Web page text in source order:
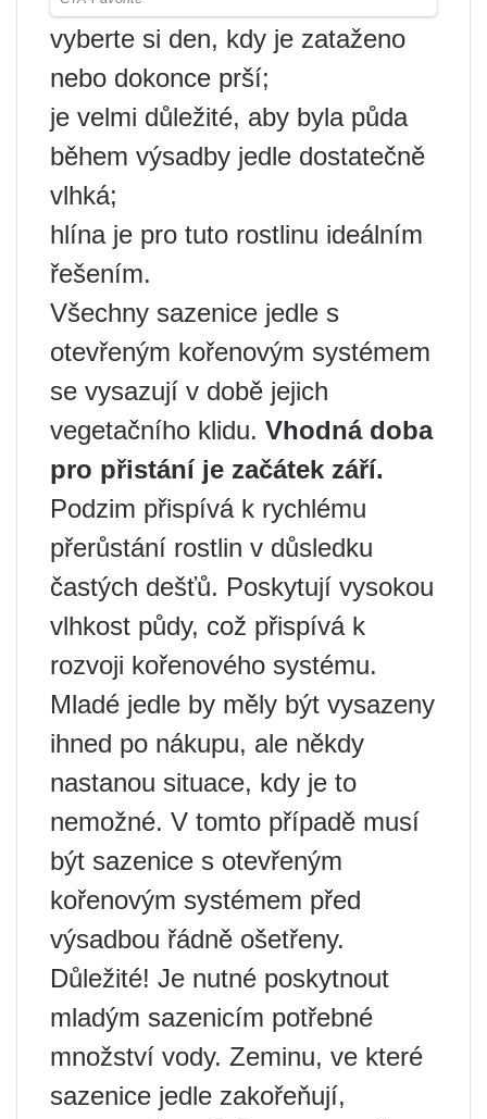
vyberte si den, kdy je zataženo
nebo dokonce prší;
je velmi důležité, aby byla půda
během výsadby jedle dostatečně
vlhká;
hlína je pro tuto rostlinu ideálním
řešením.
Všechny sazenice jedle s
otevřeným kořenovým systémem
se vysazují v době jejich
vegetačního klidu. Vhodná doba
pro přistání je začátek září.
Podzim přispívá k rychlému
přerůstání rostlin v důsledku
častých dešťů. Poskytují vysokou
vlhkost půdy, což přispívá k
rozvoji kořenového systému.
Mladé jedle by měly být vysazeny
ihned po nákupu, ale někdy
nastanou situace, kdy je to
nemožné. V tomto případě musí
být sazenice s otevřeným
kořenovým systémem před
výsadbou řádně ošetřeny.
Důležité! Je nutné poskytnout
mladým sazenicím potřebné
množství vody. Zeminu, ve které
sazenice jedle zakořeňují,